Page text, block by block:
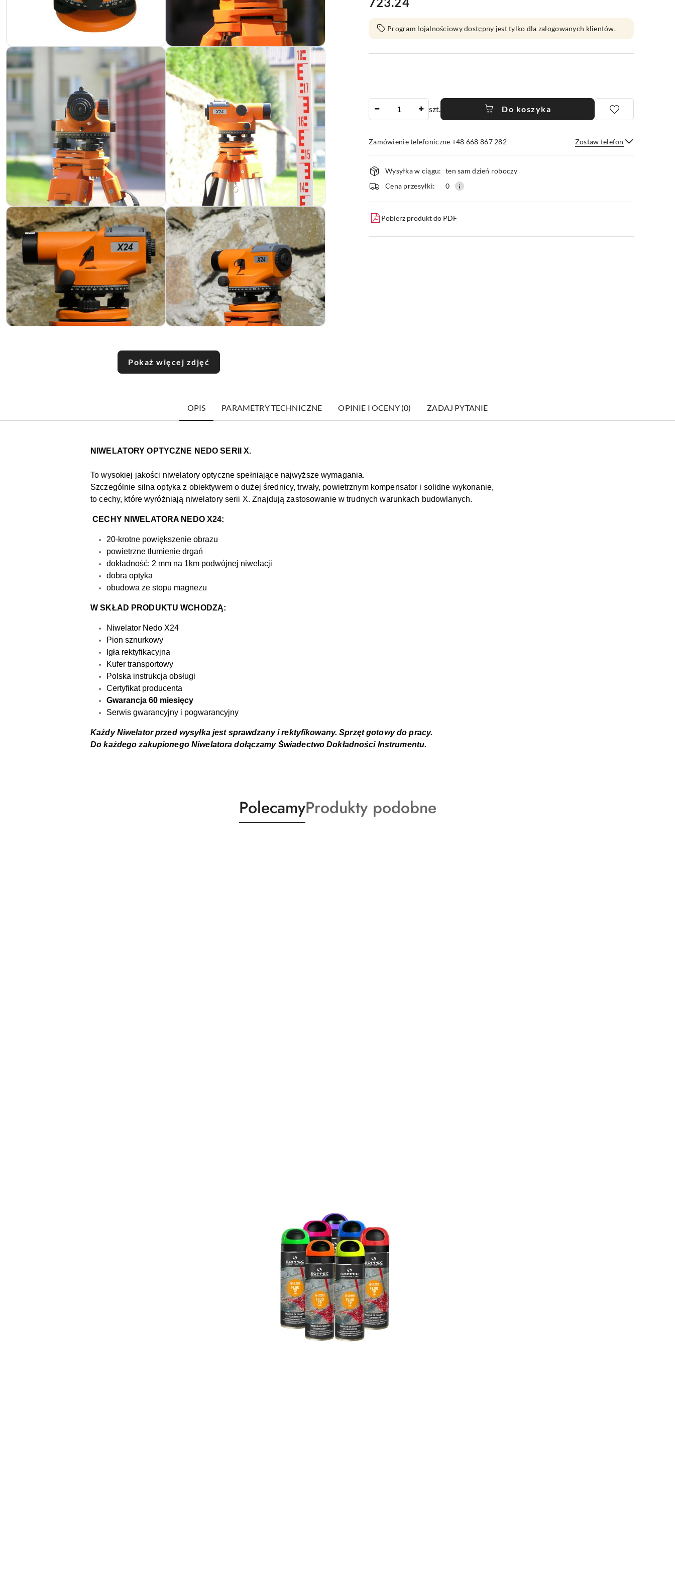
Pokaż więcej zdjęć
Program lojalnościowy dostępny jest tylko dla zalogowanych klientów.
szt. Do koszyka
Zamówienie telefoniczne +48 668 867 282 Zostaw telefon
Wyślij
Dostępność
i
dostawa
Wysyłka w ciągu: ten sam dzień roboczy
Cena przesyłki:
0
Pobierz produkt do PDF
OPIS PARAMETRY TECHNICZNE OPINIE I OCENY (0) ZADAJ PYTANIE
NIWELATORY OPTYCZNE NEDO SERII X.
To wysokiej jakości niwelatory optyczne spełniające najwyższe wymagania.
Szczególnie silna optyka z obiektywem o dużej średnicy, trwały, powietrznym kompensator i solidne wykonanie,
to cechy, które wyróżniają niwelatory serii X. Znajdują zastosowanie w trudnych warunkach budowlanych.
CECHY NIWELATORA NEDO X24:
20-krotne powiększenie obrazu
powietrzne tłumienie drgań
dokładność: 2 mm na 1km podwójnej niwelacji
dobra optyka
obudowa ze stopu magnezu
W SKŁAD PRODUKTU WCHODZĄ:
Niwelator Nedo X24
Pion sznurkowy
Igła rektyfikacyjna
Kufer transportowy
Polska instrukcja obsługi
Certyfikat producenta
Gwarancja 60 miesięcy
Serwis gwarancyjny i pogwarancyjny
Każdy Niwelator przed wysyłka jest sprawdzany i rektyfikowany. Sprzęt gotowy do pracy.
Do każdego zakupionego Niwelatora dołączamy Świadectwo Dokładności Instrumentu.
Produkty
o
PolecamyProdukty
o
Produkty podobne